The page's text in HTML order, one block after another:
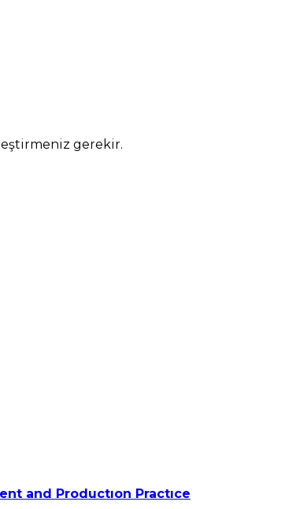
gerekir.
and Productıon Practıce